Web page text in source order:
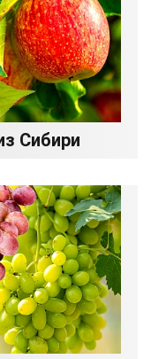
Сибири